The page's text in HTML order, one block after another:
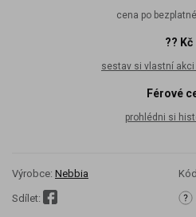
cena po bezplatné
?? Kč
sestav si vlastní akci
Férové
prohlédni si
Výrobce: Nebbia
Sdílet: